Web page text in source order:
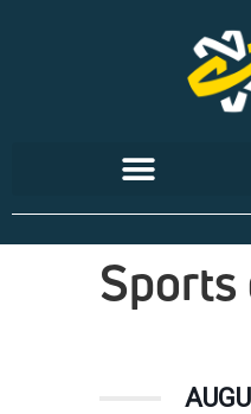
Sports